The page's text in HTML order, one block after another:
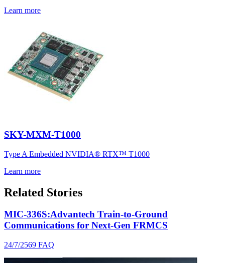
Learn more
SKY-MXM-T1000
Type A Embedded NVIDIA® RTX™ T1000
Learn more
Related Stories
MIC-336S:Advantech Train-to-Ground
Communications for Next-Gen FRMCS
24/7/2569 FAQ